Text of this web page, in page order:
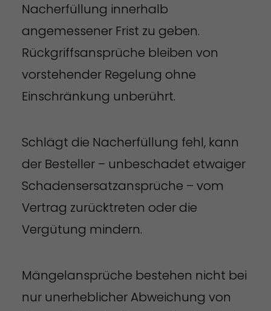
Nacherfüllung innerhalb
angemessener Frist zu geben.
Rückgriffsansprüche bleiben von
vorstehender Regelung ohne
Einschränkung unberührt.
Schlägt die Nacherfüllung fehl, kann
der Besteller – unbeschadet etwaiger
Schadensersatzansprüche – vom
Vertrag zurücktreten oder die
Vergütung mindern.
Mängelansprüche bestehen nicht bei
nur unerheblicher Abweichung von